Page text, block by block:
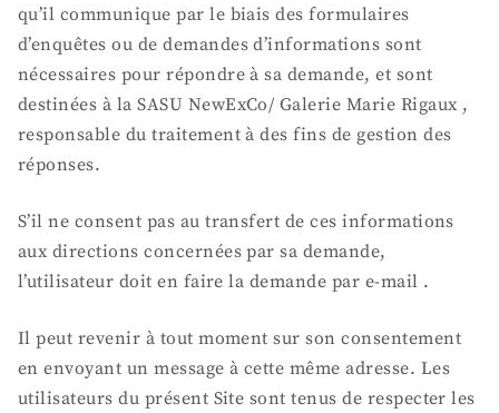
qu’il communique par le biais des formulaires
d’enquêtes ou de demandes d’informations sont
nécessaires pour répondre à sa demande, et sont
destinées à la SASU NewExCo/ Galerie Marie Rigaux ,
responsable du traitement à des fins de gestion des
réponses.
S’il ne consent pas au transfert de ces informations
aux directions concernées par sa demande,
l’utilisateur doit en faire la demande par e-mail .
Il peut revenir à tout moment sur son consentement
en envoyant un message à cette même adresse. Les
utilisateurs du présent Site sont tenus de respecter les